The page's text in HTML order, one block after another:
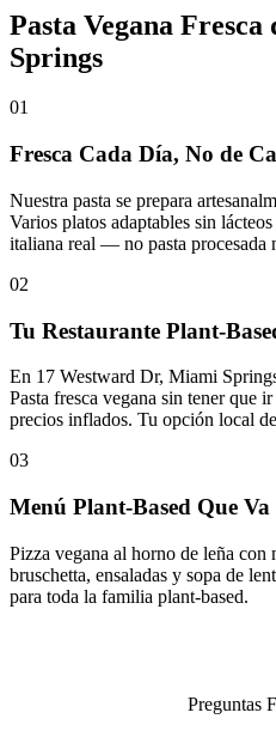
Pasta Vegana
Springs
01
Fresca Cada Día, No de
Nuestra pasta se prepara
Varios platos adaptables sin
italiana real — no pasta procesada
02
Tu Restaurante Plant-
En 17 Westward Dr, Miami
Pasta fresca vegana sin tener que
precios inflados. Tu opción local
03
Menú Plant-Based Que
Pizza vegana al horno de leña con
bruschetta, ensaladas y sopa de
para toda la familia plant-based.
Preguntas